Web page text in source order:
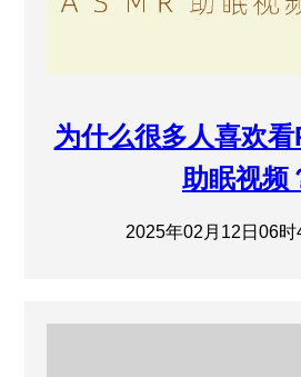
为什么很多人喜欢
助眠视频
2025年02月12日06